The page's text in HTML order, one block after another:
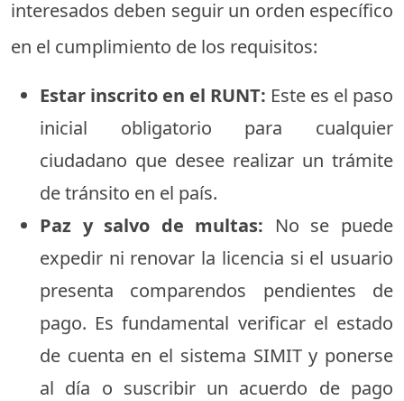
interesados deben seguir un orden específico
en el cumplimiento de los requisitos:
Estar inscrito en el RUNT: Este es el paso
inicial obligatorio para cualquier
ciudadano que desee realizar un trámite
de tránsito en el país.
Paz y salvo de multas: No se puede
expedir ni renovar la licencia si el usuario
presenta comparendos pendientes de
pago. Es fundamental verificar el estado
de cuenta en el sistema SIMIT y ponerse
al día o suscribir un acuerdo de pago